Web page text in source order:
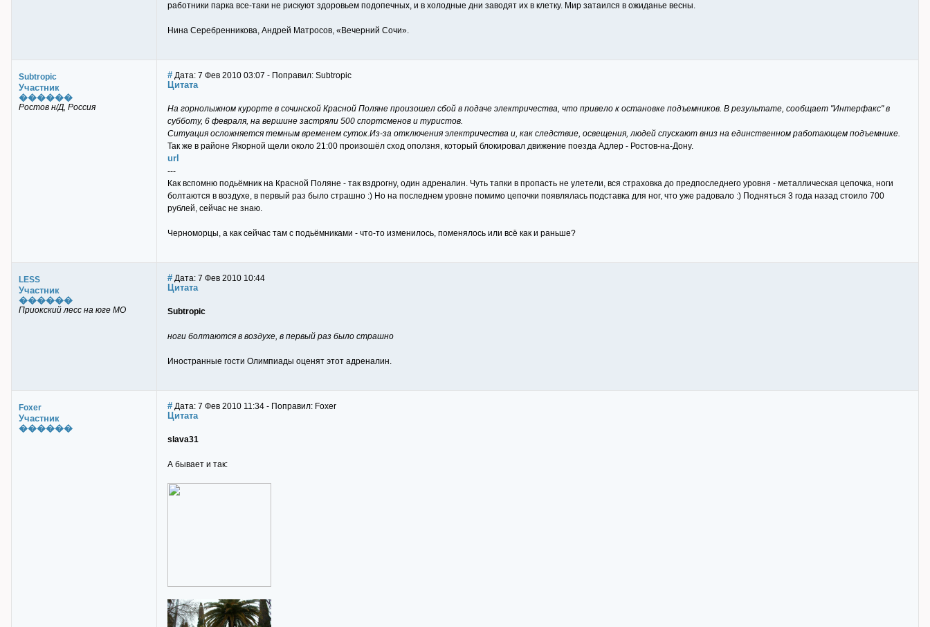
работники парка все-таки не рискуют здоровьем подопечных, и в холодные дни заводят их в клетку. Мир затаился в ожиданье весны.
Нина Серебренникова, Андрей Матросов, «Вечерний Сочи».
Subtropic
Участник
������
Ростов н/Д, Россия
# Дата: 7 Фев 2010 03:07 - Поправил: Subtropic
Цитата
На горнолыжном курорте в сочинской Красной Поляне произошел сбой в подаче электричества, что привело к остановке подъемников. В результате, сообщает "Интерфакс" в
субботу, 6 февраля, на вершине застряли 500 спортсменов и туристов.
Ситуация осложняется темным временем суток.Из-за отключения электричества и, как следствие, освещения, людей спускают вниз на единственном работающем подъемнике.
Так же в районе Якорной щели около 21:00 произошёл сход оползня, который блокировал движение поезда Адлер - Ростов-на-Дону.
url
---
Как вспомню подьёмник на Красной Поляне - так вздрогну, один адреналин. Чуть тапки в пропасть не улетели, вся страховка до предпоследнего уровня - металлическая цепочка, ноги
болтаются в воздухе, в первый раз было страшно :) Но на последнем уровне помимо цепочки появлялась подставка для ног, что уже радовало :) Подняться 3 года назад стоило 700
рублей, сейчас не знаю.
Черноморцы, а как сейчас там с подьёмниками - что-то изменилось, поменялось или всё как и раньше?
LESS
Участник
������
Приокский лесс на юге МО
# Дата: 7 Фев 2010 10:44
Цитата
Subtropic
ноги болтаются в воздухе, в первый раз было страшно
Иностранные гости Олимпиады оценят этот адреналин.
Foxer
Участник
������
# Дата: 7 Фев 2010 11:34 - Поправил: Foxer
Цитата
slava31
А бывает и так: